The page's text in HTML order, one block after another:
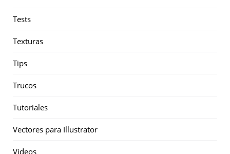
Tests
Texturas
Tips
Trucos
Tutoriales
Vectores para Illustrator
Videos